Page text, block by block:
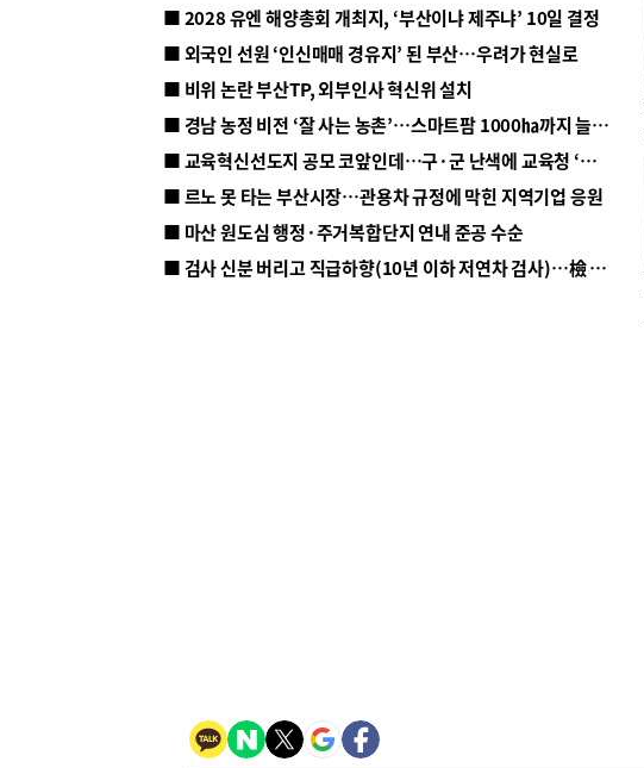
■ 2028 유엔 해양총회 개최지, ‘부산이냐 제주냐’ 10일 결정
■ 외국인 선원 ‘인신매매 경유지’ 된 부산…우려가 현실로
■ 비위 논란 부산TP, 외부인사 혁신위 설치
■ 경남 농정 비전 ‘잘 사는 농촌’…스마트팜 1000㏊까지 늘린다
■ 교육혁신선도지 공모 코앞인데…구·군 난색에 교육청 ‘쩔쩔’
■ 르노 못 타는 부산시장…관용차 규정에 막힌 지역기업 응원
■ 마산 원도심 행정·주거복합단지 연내 준공 수순
■ 검사 신분 버리고 직급하향(10년 이하 저연차 검사)…檢 중수청행 기피